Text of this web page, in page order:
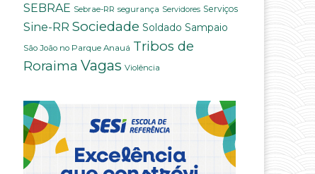
SEBRAE Sebrae-RR segurança Servidores Serviços
Sine-RR Sociedade Soldado Sampaio
São João no Parque Anauá Tribos de
Roraima Vagas Violência